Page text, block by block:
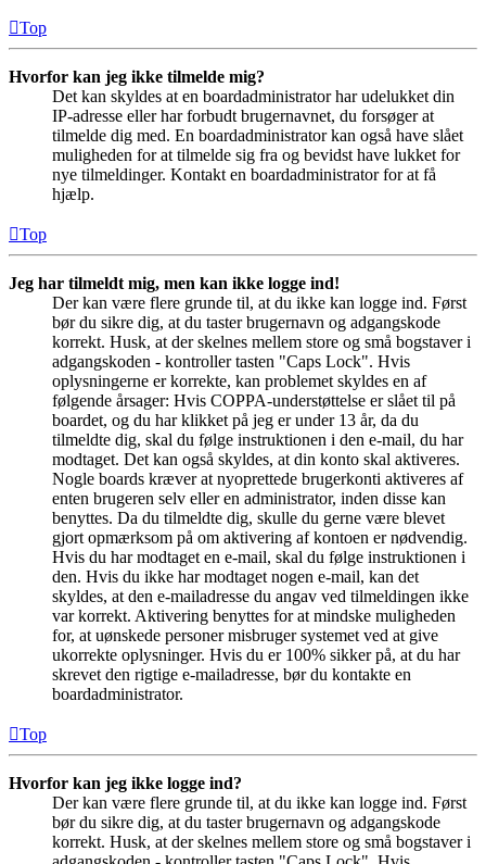
Top
Hvorfor kan jeg ikke tilmelde mig?
Det kan skyldes at en boardadministrator har udelukket din
IP-adresse eller har forbudt brugernavnet, du forsøger at
tilmelde dig med. En boardadministrator kan også have slået
muligheden for at tilmelde sig fra og bevidst have lukket for
nye tilmeldinger. Kontakt en boardadministrator for at få
hjælp.
Top
Jeg har tilmeldt mig, men kan ikke logge ind!
Der kan være flere grunde til, at du ikke kan logge ind. Først
bør du sikre dig, at du taster brugernavn og adgangskode
korrekt. Husk, at der skelnes mellem store og små bogstaver i
adgangskoden - kontroller tasten "Caps Lock". Hvis
oplysningerne er korrekte, kan problemet skyldes en af
følgende årsager: Hvis COPPA-understøttelse er slået til på
boardet, og du har klikket på jeg er under 13 år, da du
tilmeldte dig, skal du følge instruktionen i den e-mail, du har
modtaget. Det kan også skyldes, at din konto skal aktiveres.
Nogle boards kræver at nyoprettede brugerkonti aktiveres af
enten brugeren selv eller en administrator, inden disse kan
benyttes. Da du tilmeldte dig, skulle du gerne være blevet
gjort opmærksom på om aktivering af kontoen er nødvendig.
Hvis du har modtaget en e-mail, skal du følge instruktionen i
den. Hvis du ikke har modtaget nogen e-mail, kan det
skyldes, at den e-mailadresse du angav ved tilmeldingen ikke
var korrekt. Aktivering benyttes for at mindske muligheden
for, at uønskede personer misbruger systemet ved at give
ukorrekte oplysninger. Hvis du er 100% sikker på, at du har
skrevet den rigtige e-mailadresse, bør du kontakte en
boardadministrator.
Top
Hvorfor kan jeg ikke logge ind?
Der kan være flere grunde til, at du ikke kan logge ind. Først
bør du sikre dig, at du taster brugernavn og adgangskode
korrekt. Husk, at der skelnes mellem store og små bogstaver i